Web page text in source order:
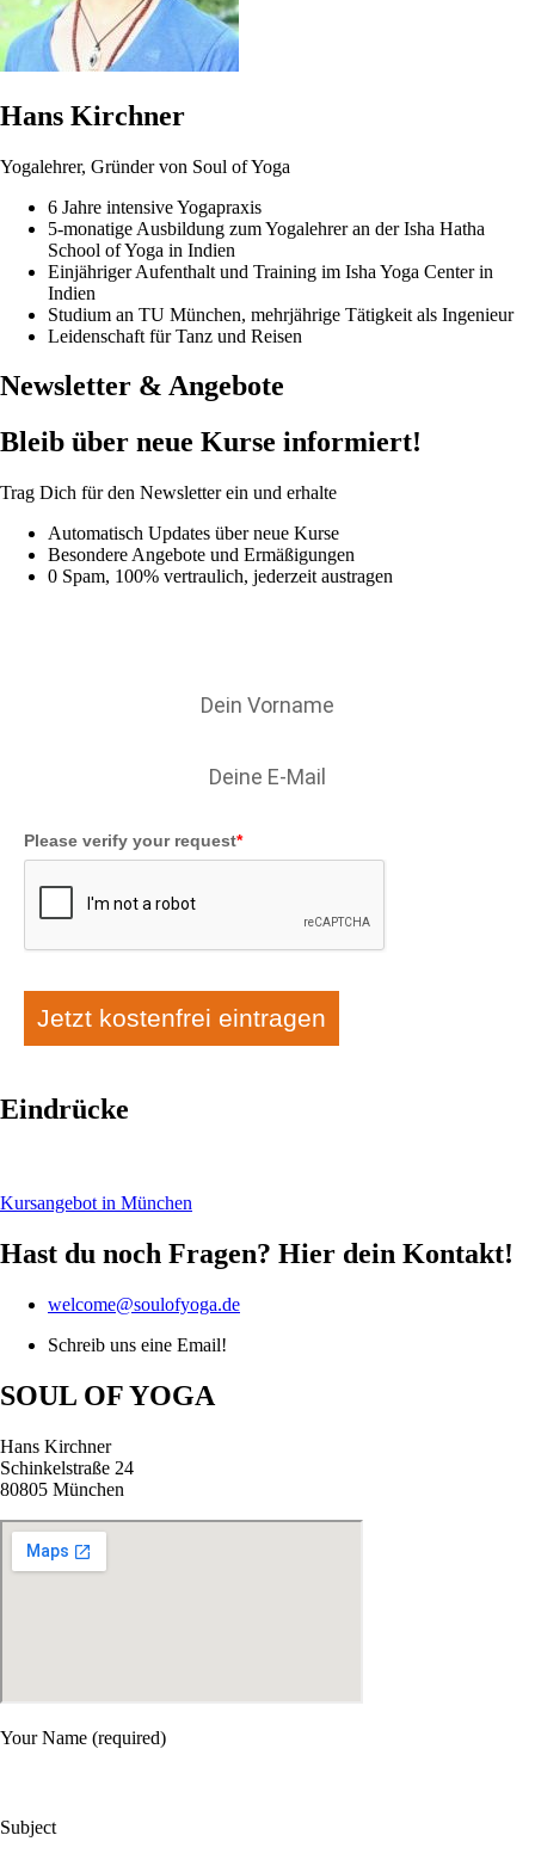
Hans Kirchner
Yogalehrer, Gründer von Soul of Yoga
6 Jahre intensive Yogapraxis
5-monatige Ausbildung zum Yogalehrer an der Isha Hatha
School of Yoga in Indien
Einjähriger Aufenthalt und Training im Isha Yoga Center in
Indien
Studium an TU München, mehrjährige Tätigkeit als Ingenieur
Leidenschaft für Tanz und Reisen
Newsletter & Angebote
Bleib über neue Kurse informiert!
Trag Dich für den Newsletter ein und erhalte
Automatisch Updates über neue Kurse
Besondere Angebote und Ermäßigungen
0 Spam, 100% vertraulich, jederzeit austragen
Please verify your request*
Jetzt kostenfrei eintragen
Eindrücke
Kursangebot in München
Hast du noch Fragen? Hier dein Kontakt!
welcome@soulofyoga.de
Schreib uns eine Email!
SOUL OF YOGA
Hans Kirchner
Schinkelstraße 24
80805 München
Your Name (required)
Subject